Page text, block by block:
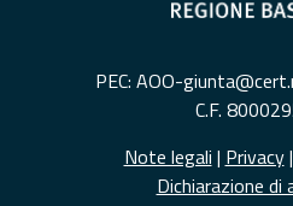
PEC: AOO-
C.F.
Note legali | Privacy|
Dichiarazione di